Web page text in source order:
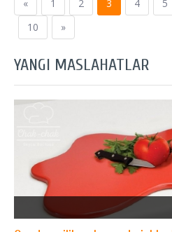
« 1 2 3 4 5
10
»
YANGI MASLAHATLAR